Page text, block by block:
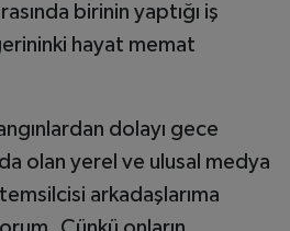
birinin yaptığı iş
hayat memat
dolayı gece
olan yerel ve ulusal medya
arkadaşlarıma